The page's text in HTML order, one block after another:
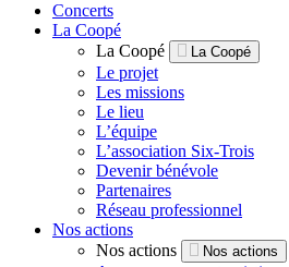
Concerts
La Coopé
La Coopé
La Coopé
Le projet
Les missions
Le lieu
L’équipe
L’association Six-Trois
Devenir bénévole
Partenaires
Réseau professionnel
Nos actions
Nos actions
Nos actions